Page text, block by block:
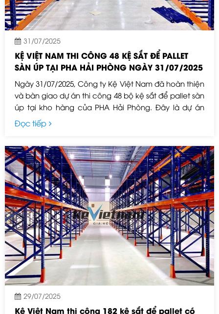
31/07/2025
KỆ VIỆT NAM THI CÔNG 48 KỆ SẮT ĐỂ PALLET
SÀN ÚP TẠI PHA HẢI PHÒNG NGÀY 31/07/2025
Ngày 31/07/2025, Công ty Kệ Việt Nam đã hoàn thiện
và bàn giao dự án thi công 48 bộ kệ sắt để pallet sàn
úp tại kho hàng của PHA Hải Phòng. Đây là dự án
nằm trong chuỗi hoạt động cung cấp và lắp đặt hệ
thống giá kệ kho hàng chuyên nghiệp mà Kệ Việt
logistics và thương mại trên toàn quốc.
Đọc tiếp
29/07/2025
Kệ Việt Nam thi công 182 kệ sắt để pallet có